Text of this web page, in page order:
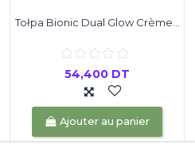
Tołpa Bionic Dual Glow Crème...
54,400 DT
Ajouter au panier